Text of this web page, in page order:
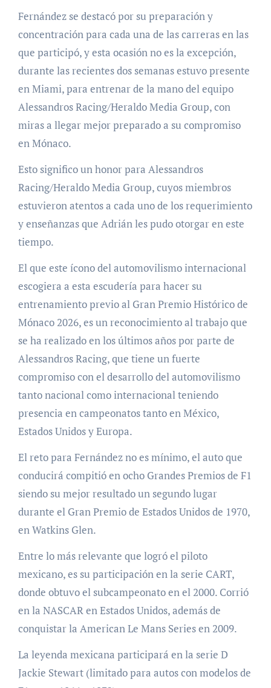
Fernández se destacó por su preparación y
concentración para cada una de las carreras en las
que participó, y esta ocasión no es la excepción,
durante las recientes dos semanas estuvo presente
en Miami, para entrenar de la mano del equipo
Alessandros Racing/Heraldo Media Group, con
miras a llegar mejor preparado a su compromiso
en Mónaco.
Esto significo un honor para Alessandros
Racing/Heraldo Media Group, cuyos miembros
estuvieron atentos a cada uno de los requerimiento
y enseñanzas que Adrián les pudo otorgar en este
tiempo.
El que este ícono del automovilismo internacional
escogiera a esta escudería para hacer su
entrenamiento previo al Gran Premio Histórico de
Mónaco 2026, es un reconocimiento al trabajo que
se ha realizado en los últimos años por parte de
Alessandros Racing, que tiene un fuerte
compromiso con el desarrollo del automovilismo
tanto nacional como internacional teniendo
presencia en campeonatos tanto en México,
Estados Unidos y Europa.
El reto para Fernández no es mínimo, el auto que
conducirá compitió en ocho Grandes Premios de F1
siendo su mejor resultado un segundo lugar
durante el Gran Premio de Estados Unidos de 1970,
en Watkins Glen.
Entre lo más relevante que logró el piloto
mexicano, es su participación en la serie CART,
donde obtuvo el subcampeonato en el 2000. Corrió
en la NASCAR en Estados Unidos, además de
conquistar la American Le Mans Series en 2009.
La leyenda mexicana participará en la serie D
Jackie Stewart (limitado para autos con modelos de